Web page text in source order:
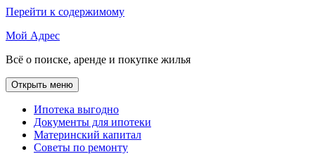
Перейти к содержимому
Мой Адрес
Всё о поиске, аренде и покупке жилья
Открыть меню
Ипотека выгодно
Документы для ипотеки
Материнский капитал
Советы по ремонту